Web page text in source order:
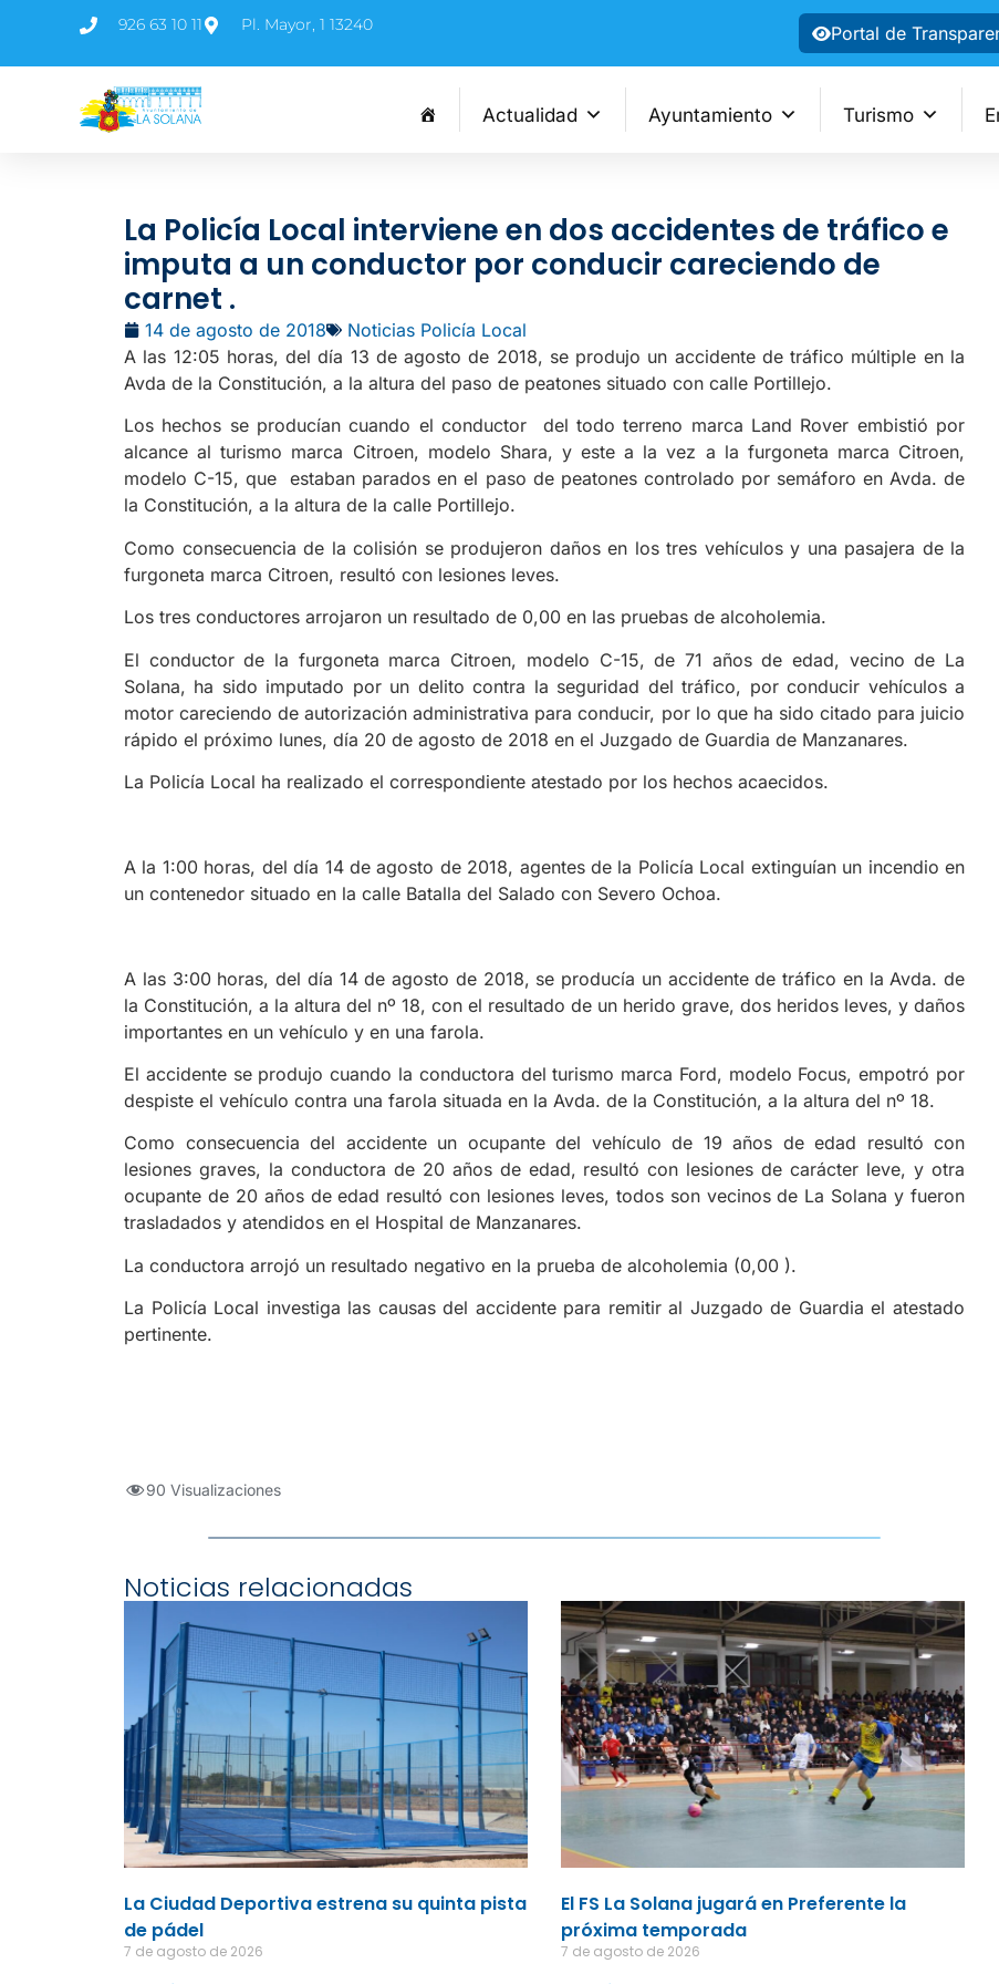
926 63 10 11 Pl. Mayor, 1 13240 Portal de
Actualidad Ayuntamiento Turismo
La Policía Local interviene en dos accidentes de tráfico e
imputa a un conductor por conducir careciendo de
carnet .
14 de agosto de 2018
Noticias Policía Local
A las 12:05 horas, del día 13 de agosto de 2018, se produjo un accidente de tráfico múltiple en la
Avda de la Constitución, a la altura del paso de peatones situado con calle Portillejo.
Los hechos se producían cuando el conductor del todo terreno marca Land Rover embistió por
alcance al turismo marca Citroen, modelo Shara, y este a la vez a la furgoneta marca Citroen,
modelo C-15, que estaban parados en el paso de peatones controlado por semáforo en Avda. de
la Constitución, a la altura de la calle Portillejo.
Como consecuencia de la colisión se produjeron daños en los tres vehículos y una pasajera de la
furgoneta marca Citroen, resultó con lesiones leves.
Los tres conductores arrojaron un resultado de 0,00 en las pruebas de alcoholemia.
El conductor de la furgoneta marca Citroen, modelo C-15, de 71 años de edad, vecino de La
Solana, ha sido imputado por un delito contra la seguridad del tráfico, por conducir vehículos a
motor careciendo de autorización administrativa para conducir, por lo que ha sido citado para juicio
rápido el próximo lunes, día 20 de agosto de 2018 en el Juzgado de Guardia de Manzanares.
La Policía Local ha realizado el correspondiente atestado por los hechos acaecidos.
A la 1:00 horas, del día 14 de agosto de 2018, agentes de la Policía Local extinguían un incendio en
un contenedor situado en la calle Batalla del Salado con Severo Ochoa.
A las 3:00 horas, del día 14 de agosto de 2018, se producía un accidente de tráfico en la Avda. de
la Constitución, a la altura del nº 18, con el resultado de un herido grave, dos heridos leves, y daños
importantes en un vehículo y en una farola.
El accidente se produjo cuando la conductora del turismo marca Ford, modelo Focus, empotró por
despiste el vehículo contra una farola situada en la Avda. de la Constitución, a la altura del nº 18.
Como consecuencia del accidente un ocupante del vehículo de 19 años de edad resultó con
lesiones graves, la conductora de 20 años de edad, resultó con lesiones de carácter leve, y otra
ocupante de 20 años de edad resultó con lesiones leves, todos son vecinos de La Solana y fueron
trasladados y atendidos en el Hospital de Manzanares.
La conductora arrojó un resultado negativo en la prueba de alcoholemia (0,00 ).
La Policía Local investiga las causas del accidente para remitir al Juzgado de Guardia el atestado
pertinente.
90 Visualizaciones
Noticias relacionadas
La Ciudad Deportiva estrena su quinta pista
de pádel
7 de agosto de 2026
El FS La Solana jugará en Preferente la
próxima temporada
7 de agosto de 2026